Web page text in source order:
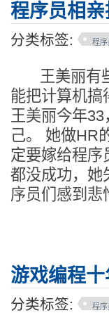
程序员相
分类标签: 程序
王美丽有些
能把计算机
王美丽今年
己。 她做HR
定要嫁给程
都没成功，她
序员们感到悲
游戏编程
分类标签: 程序